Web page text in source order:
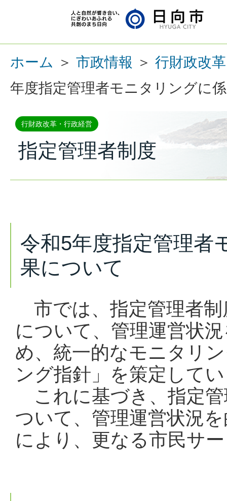
ホーム ＞ 市政情報 ＞ 行財政改
年度指定管理者モニタリングに
行財政改革・行政経営
指定管理者制度
令和5年度指定管理者
果について
市では、指定管理者
について、管理運営状
め、統一的なモニタリ
ング指針」を策定して
これに基づき、指定
ついて、管理運営状況
により、更なる市民サ